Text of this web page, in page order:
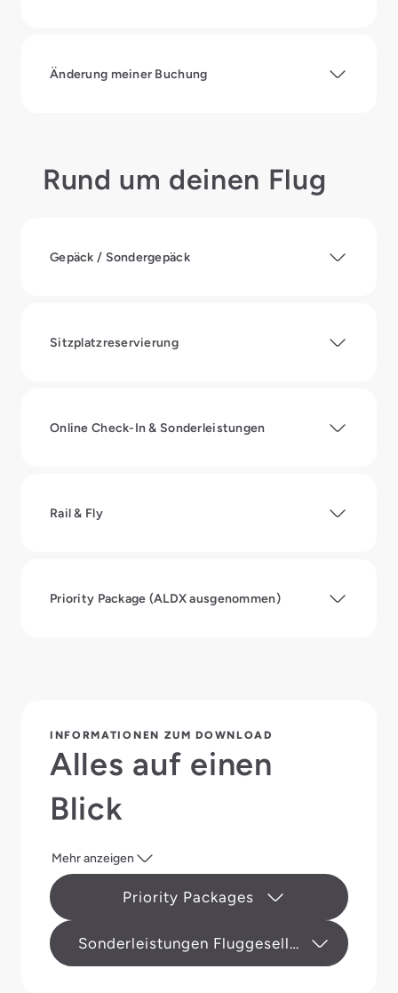
Änderung meiner Buchung
Rund um deinen Flug
Gepäck / Sondergepäck
Sitzplatzreservierung
Online Check-In & Sonderleistungen
Rail & Fly
Priority Package (ALDX ausgenommen)
INFORMATIONEN ZUM DOWNLOAD
Alles auf einen
Blick
Mehr anzeigen
Priority Packages
Sonderleistungen Fluggesellschaften